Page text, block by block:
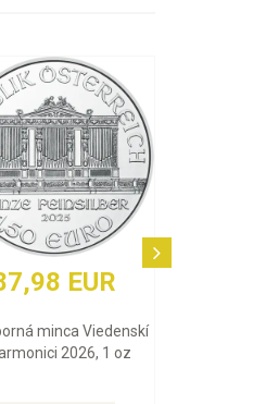
3 848,84 EUR
Zlatý zliatok Argor Heraeus 1
Oz